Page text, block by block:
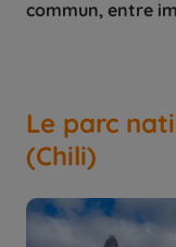
commun, entre
Le parc
(Chili)